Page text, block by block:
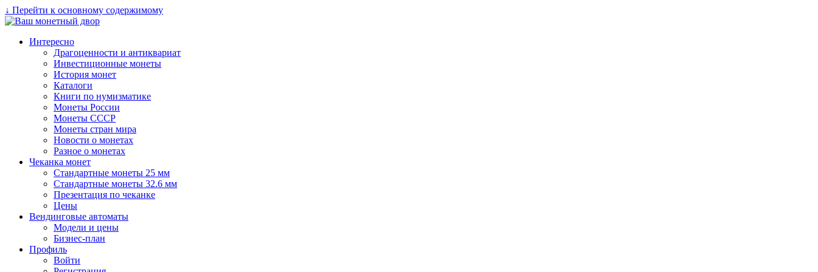
↓ Перейти к основному содержимому
Интересно
Драгоценности и антиквариат
Инвестиционные монеты
История монет
Каталоги
Книги по нумизматике
Монеты России
Монеты СССР
Монеты стран мира
Новости о монетах
Разное о монетах
Чеканка монет
Стандартные монеты 25 мм
Стандартные монеты 32.6 мм
Презентация по чеканке
Цены
Вендинговые автоматы
Модели и цены
Бизнес-план
Профиль
Войти